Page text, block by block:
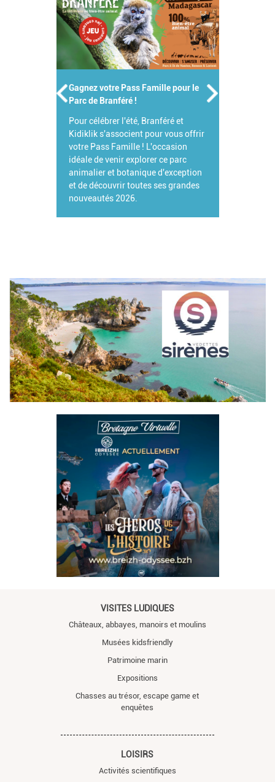
Gagnez votre Pass Famille pour le
Parc de Branféré !
Pour célébrer l'été, Branféré et
Kidiklik s'associent pour vous offrir
votre Pass Famille ! L'occasion
idéale de venir explorer ce parc
animalier et botanique d'exception
et de découvrir toutes ses grandes
nouveautés 2026.
VISITES LUDIQUES
Châteaux, abbayes, manoirs et moulins
Musées kidsfriendly
Patrimoine marin
Expositions
Chasses au trésor, escape game et
enquêtes
LOISIRS
Activités scientifiques